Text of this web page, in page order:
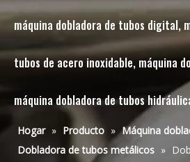
máquina dobladora de tubos digital,
tubos de acero inoxidable, máquina
máquina dobladora de tubos
Hogar » Producto » Máquina
Dobladora de tubos metálicos »